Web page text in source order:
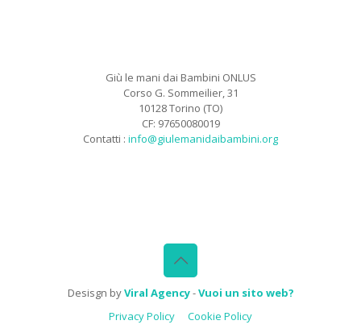
Giù le mani dai Bambini ONLUS
Corso G. Sommeilier, 31
10128 Torino (TO)
CF: 97650080019
Contatti : info@giulemanidaibambini.org
Desisgn byViral Agency-Vuoi un sito web?
Privacy Policy
Cookie Policy